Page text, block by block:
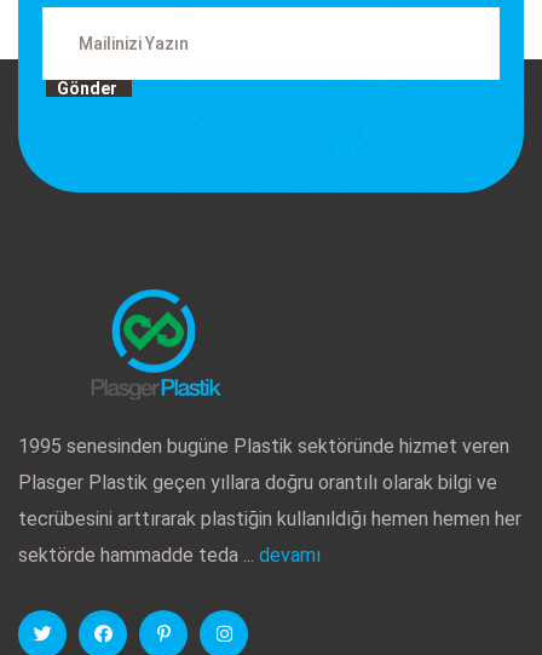
Gönder
1995 senesinden bugüne Plastik sektöründe hizmet veren
Plasger Plastik geçen yıllara doğru orantılı olarak bilgi ve
tecrübesini arttırarak plastiğin kullanıldığı hemen hemen her
sektörde hammadde teda ... devamı